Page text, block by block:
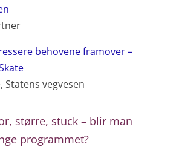
behovene framover –
Statens vegvesen
større, stuck – blir man
programmet?